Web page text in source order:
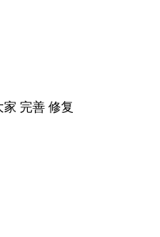
完善 修复